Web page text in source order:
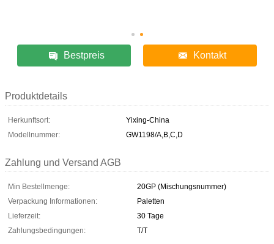
Bestpreis Kontakt
Produktdetails
Herkunftsort:
Yixing-China
Modellnummer:
GW1198/A,B,C,D
Zahlung und Versand AGB
Min Bestellmenge:
20GP (Mischungsnummer)
Verpackung Informationen:
Paletten
Lieferzeit:
30 Tage
Zahlungsbedingungen:
T/T